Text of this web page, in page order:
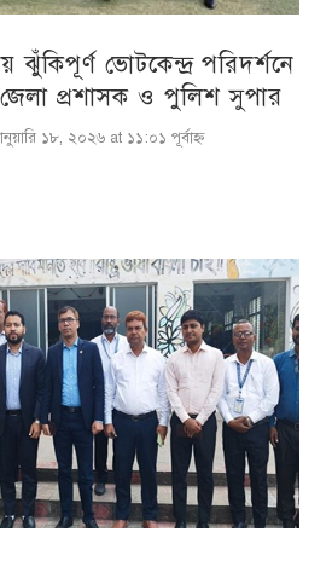
ঝুঁকিপূর্ণ ভোটকেন্দ্র পরিদর্শনে
জেলা প্রশাসক ও পুলিশ সুপার
১৮, ২০২৬ at ১১:০১ পূর্বাহ্ণ